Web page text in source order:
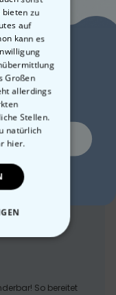
einmal für
super Qualität,
So bereitet
zu
auf
kann es
Großen
allerdings
Stellen.
natürlich
hier.